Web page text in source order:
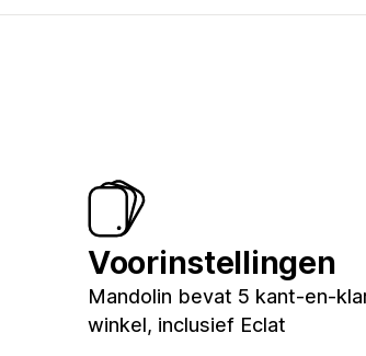
Voorinstellingen
Mandolin bevat 5 kant-en-
winkel, inclusief Eclat